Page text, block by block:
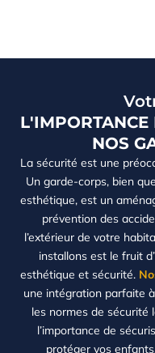
L'IMPORTANCE
NOS
La sécurité est une
Un garde-corps, bien
esthétique, est un
prévention des
l’extérieur de votre
installons est le fruit
esthétique et sécurité.
une intégration parfaite
les normes de sécurité
l’importance de
protéger vos